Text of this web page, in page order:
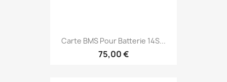
Carte BMS Pour Batterie 14S...
75,00 €